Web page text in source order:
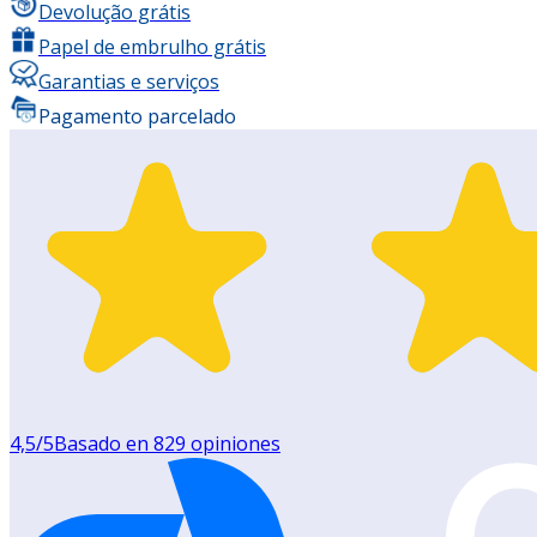
Devolução grátis
Papel de embrulho grátis
Garantias e serviços
Pagamento parcelado
4,5/5Basado en 829 opiniones